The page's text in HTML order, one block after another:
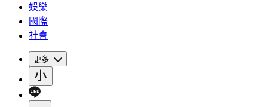
娛樂
國際
社會
更多